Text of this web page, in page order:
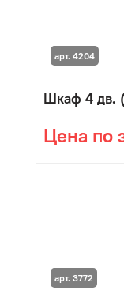
Шкаф 4 дв.
Цена по
арт. 4204
арт. 3772